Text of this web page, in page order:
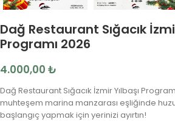
Dağ Restaurant Sığacık
Programı 2026
4.000,00 ₺
Dağ Restaurant Sığacık İzmir Yılbaşı
muhteşem marina manzarası eşliğinde
başlangıç yapmak için yerinizi ayırtın!